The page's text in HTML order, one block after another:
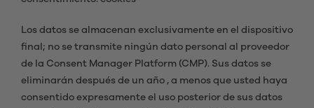
Los datos se almacenan exclusivamente en el dispositivo
final; no se transmite ningún dato personal al proveedor
de la Consent Manager Platform (CMP). Sus datos se
eliminarán después de un año , a menos que usted haya
consentido expresamente el uso posterior de sus datos